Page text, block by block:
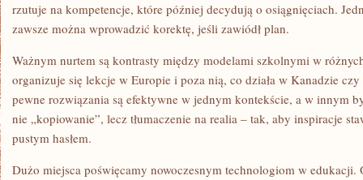
rzutuje na kompetencje, które później decydują o osiągnięciach.
zawsze można wprowadzić korektę, jeśli zawiódł plan.
Ważnym nurtem są kontrasty między modelami szkolnymi w
organizuje się lekcje w Europie i poza nią, co działa w Kanadzie
pewne rozwiązania są efektywne w jednym kontekście, a w innym
nie „kopiowanie”, lecz tłumaczenie na realia – tak, aby inspiracje
pustym hasłem.
Dużo miejsca poświęcamy nowoczesnym technologiom w